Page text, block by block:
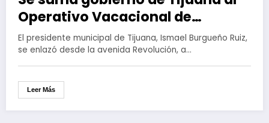
Operativo Vacacional de
Semana Santa 2026 a
implementarse en Baja
California
El presidente municipal de Tijuana, Ismael Burgueño Ruiz,
se enlazó desde la avenida Revolución, a…
Leer Más